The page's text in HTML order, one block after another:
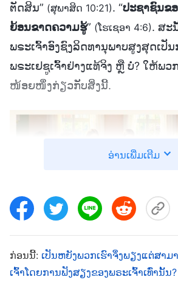
ຕັດສິນ” (ສຸພາສິດ 10:21). “ປະຊາຊົນຂ
ຍ້ອນຂາດຄວາມຮູ້” (ໂຮເຊອາ 4:6). ສະ
ພຣະເຈົ້າອົງຊົງລິດທານຸພາບສູງສຸດເປັ
ພຣະເຢຊູເຈົ້າຢ່າງແທ້ຈິງ ຫຼື ບໍ່? ໃຫ້ພວ
ໜ້ອຍໜຶ່ງກ່ຽວກັບສິ່ງນີ້.
ຫຼາຍຄົນຄິດວ່າການຍອມຮັບພຣະເຈົ້າອົ
ອ່ານເພີ່ມເຕີມ
ກ່ອນນີ້: ເປັນຫຍັງພວກເຮົາຈຶ່ງພຽງແຕ່ສາ
ເຈົ້າໂດຍການຟັງສຽງຂອງພຣະເຈົ້າເທົ່ານັ້ນ?